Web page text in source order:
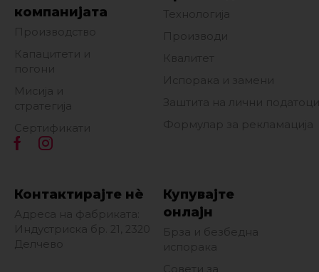
компанијата
Производство
Капацитети и
погони
Мисија и
стратегија
Сертификати
Технологија
Производи
Квалитет
Испорака и замени
Заштита на лични податоци
Формулар за рекламација
Контактирајте нè
Адреса на фабриката:
Индустриска бр. 21, 2320
Делчево
Купувајте
онлајн
Брза и безбедна
испорака
Совети за